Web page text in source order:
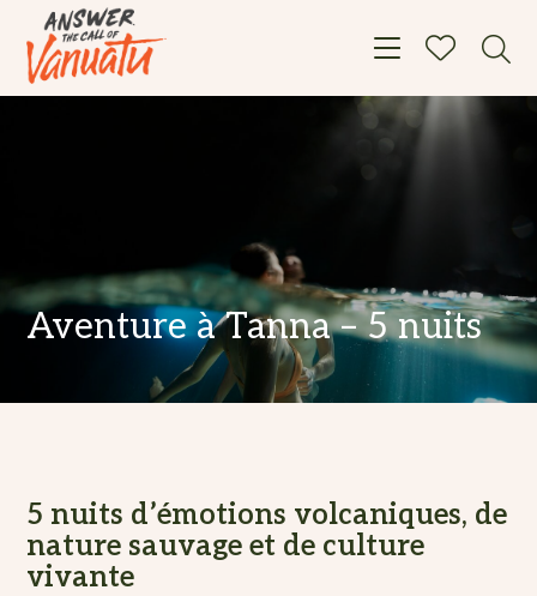
Toggle
Aventure à Tanna – 5 nuits
5 nuits d’émotions volcaniques, de
nature sauvage et de culture
vivante